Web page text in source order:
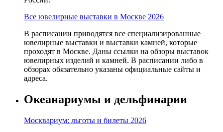
Все ювелирные выставки в Москве 2026
В расписании приводятся все специализированные
ювелирные выставки и выставки камней, которые
проходят в Москве. Даны ссылки на обзоры выставок
ювелирных изделий и камней. В расписании либо в
обзорах обязательно указаны официальные сайты и
адреса.
Океанариумы и дельфинарии
Москвариум: льготы и билеты 2026